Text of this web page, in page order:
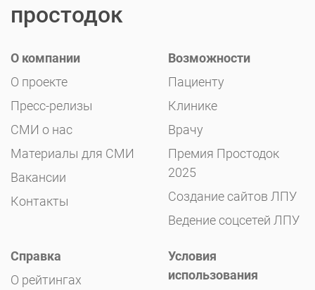
простодок
О компании
О проекте
Пресс-релизы
СМИ о нас
Материалы для СМИ
Вакансии
Контакты
Возможности
Пациенту
Клинике
Врачу
Премия Простодок
2025
Создание сайтов ЛПУ
Ведение соцсетей ЛПУ
Справка
О рейтингах
Условия
использования